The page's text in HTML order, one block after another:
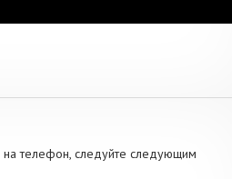
на телефон, следуйте следующим